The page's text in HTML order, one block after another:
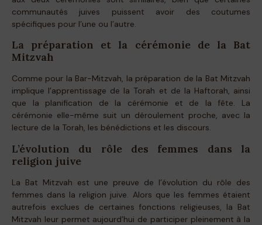
communautés juives puissent avoir des coutumes
spécifiques pour l’une ou l’autre.
La préparation et la cérémonie de la Bat
Mitzvah
Comme pour la Bar-Mitzvah, la préparation de la Bat Mitzvah
implique l’apprentissage de la Torah et de la Haftorah, ainsi
que la planification de la cérémonie et de la fête. La
cérémonie elle-même suit un déroulement proche, avec la
lecture de la Torah, les bénédictions et les discours.
L’évolution du rôle des femmes dans la
religion juive
La Bat Mitzvah est une preuve de l’évolution du rôle des
femmes dans la religion juive. Alors que les femmes étaient
autrefois exclues de certaines fonctions religieuses, la Bat
Mitzvah leur permet aujourd’hui de participer pleinement à la